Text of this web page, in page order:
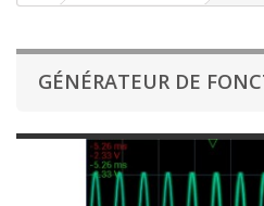
GÉNÉRATEUR DE